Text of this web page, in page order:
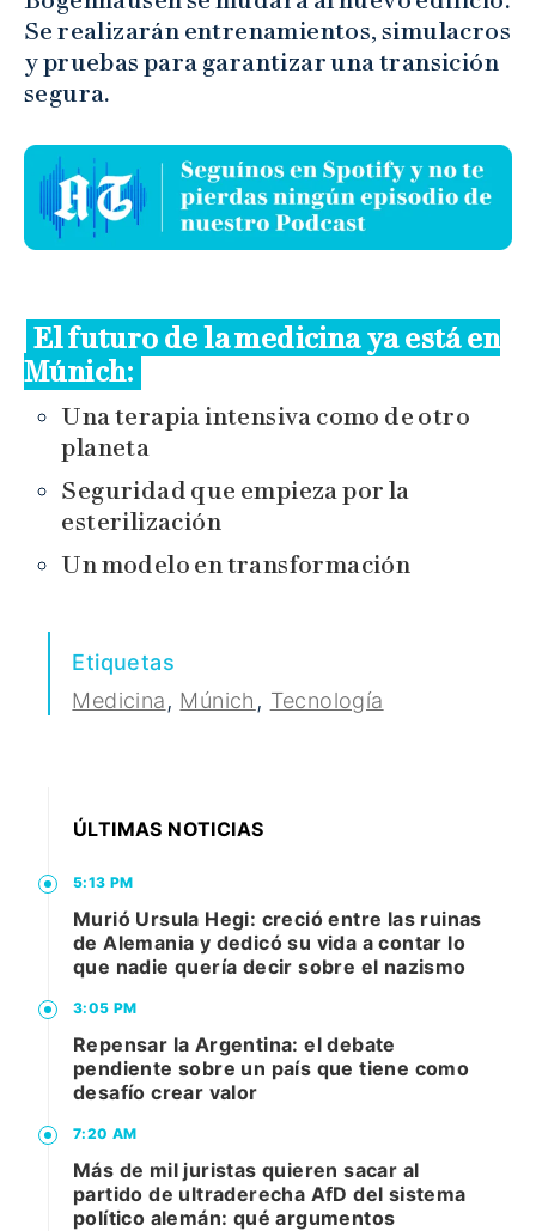
Se realizarán entrenamientos, simulacros
y pruebas para garantizar una transición
segura.
El futuro de la medicina ya está en
Múnich:
Una terapia intensiva como de otro
planeta
Seguridad que empieza por la
esterilización
Un modelo en transformación
Etiquetas
Medicina, Múnich , Tecnología
ÚLTIMAS NOTICIAS
5:13 PM
Murió Ursula Hegi: creció entre las ruinas
de Alemania y dedicó su vida a contar lo
que nadie quería decir sobre el nazismo
3:05 PM
Repensar la Argentina: el debate
pendiente sobre un país que tiene como
desafío crear valor
7:20 AM
Más de mil juristas quieren sacar al
partido de ultraderecha AfD del sistema
político alemán: qué argumentos